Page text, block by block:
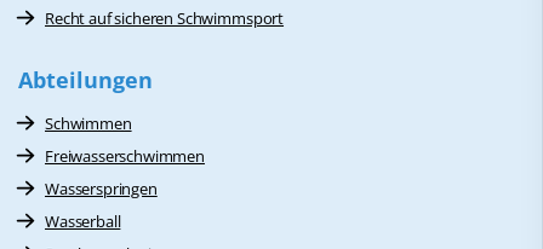
Recht auf sicheren Schwimmsport
Abteilungen
Schwimmen
Freiwasserschwimmen
Wasserspringen
Wasserball